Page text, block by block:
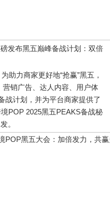
布黑五巅峰备战计划：双倍
力商家更好地“抢赢”黑五，
营销广告、达人内容、用户体
战计划，并为平台商家提供了
POP 2025黑五PEAKS备战秘
。